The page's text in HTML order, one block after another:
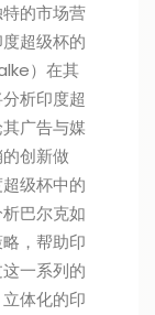
的市场营
超级杯的
）在其
析印度超
广告与媒
创新做
级杯中的
巴尔克如
，帮助印
一系列的
体化的印